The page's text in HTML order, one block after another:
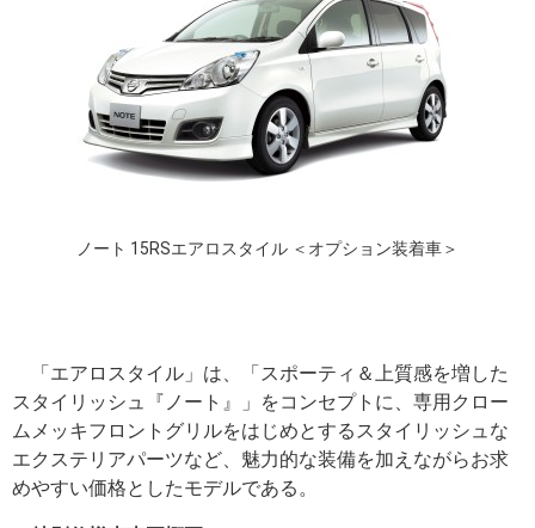
ノート 15RSエアロスタイル ＜オプション装着車＞
「エアロスタイル」は、「スポーティ＆上質感を増した
スタイリッシュ『ノート』」をコンセプトに、専用クロー
ムメッキフロントグリルをはじめとするスタイリッシュな
エクステリアパーツなど、魅力的な装備を加えながらお求
めやすい価格としたモデルである。